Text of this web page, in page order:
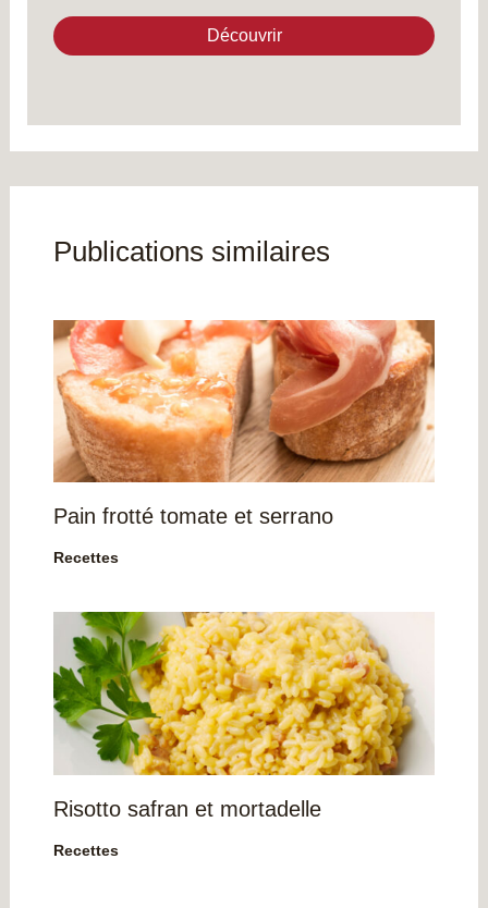
Découvrir
Publications similaires
Pain frotté tomate et serrano
Recettes
Risotto safran et mortadelle
Recettes